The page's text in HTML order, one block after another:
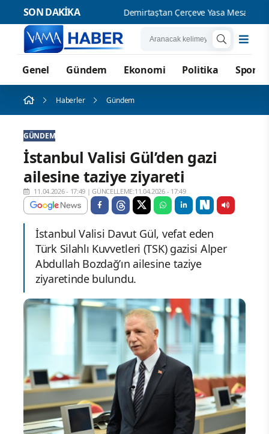
SON DAKİKA
Genel Gündem Ekonomi Politika Spor
Haberler Gündem
GÜNDEM
İstanbul Valisi Gül’den gazi
ailesine taziye ziyareti
11.04.2026 - 17:49 |GÜNCELLEME:11.04.2026 - 17:49
İstanbul Valisi Davut Gül, vefat eden
Türk Silahlı Kuvvetleri (TSK) gazisi Alper
Abdullah Bozdağ’ın ailesine taziye
ziyaretinde bulundu.